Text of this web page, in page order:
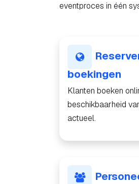
eventproces in één
boekingen
Klanten boeken
beschikbaarheid
actueel.